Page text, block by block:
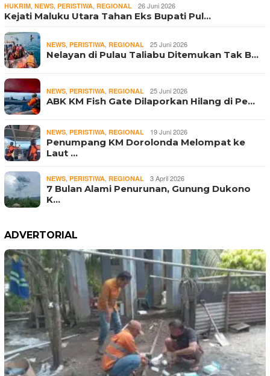
HUKRIM, NEWS, PERISTIWA, REGIONAL 26 Juni 2026
Kejati Maluku Utara Tahan Eks Bupati Pul…
NEWS, PERISTIWA, REGIONAL 25 Juni 2026
Nelayan di Pulau Taliabu Ditemukan Tak B…
NEWS, PERISTIWA, REGIONAL 25 Juni 2026
ABK KM Fish Gate Dilaporkan Hilang di Pe…
NEWS, PERISTIWA, REGIONAL 19 Juni 2026
Penumpang KM Dorolonda Melompat ke
Laut …
NEWS, PERISTIWA, REGIONAL 3 April 2026
7 Bulan Alami Penurunan, Gunung Dukono
K…
ADVERTORIAL